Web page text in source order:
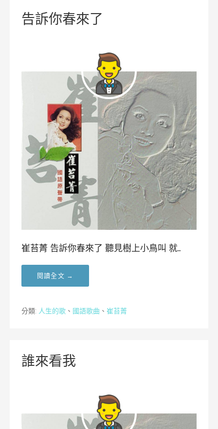
告訴你春來了
崔苔菁 告訴你春來了 聽見樹上小鳥叫 就…
閱讀全文 →
分類: 人生的歌 、 國語歌曲 、 崔苔菁
誰來看我